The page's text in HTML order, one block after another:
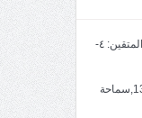
خطبة الجمعة: سمات المتقين: ٤-
الناس.بتاريخ13/2/1447,سماحة